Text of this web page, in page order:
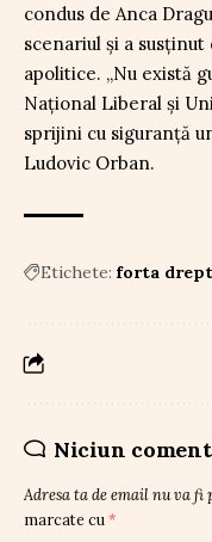
condus de Anca
scenariul și a
apolitice. „Nu există
Național Liberal și
sprijini cu siguranță
Ludovic Orban.
Etichete: forta
Niciun
Adresa ta de email nu va fi
marcate cu *